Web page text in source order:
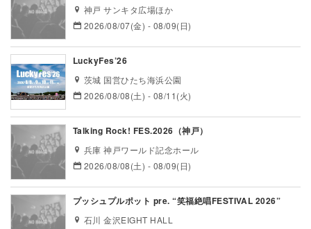
神戸 サンキタ広場ほか
2026/08/07(金) - 08/09(日)
LuckyFes’26
茨城 国営ひたち海浜公園
2026/08/08(土) - 08/11(火)
Talking Rock! FES.2026（神戸）
兵庫 神戸ワールド記念ホール
2026/08/08(土) - 08/09(日)
プッシュプルポット pre. “笑福絶唱FESTIVAL 2026”
石川 金沢EIGHT HALL